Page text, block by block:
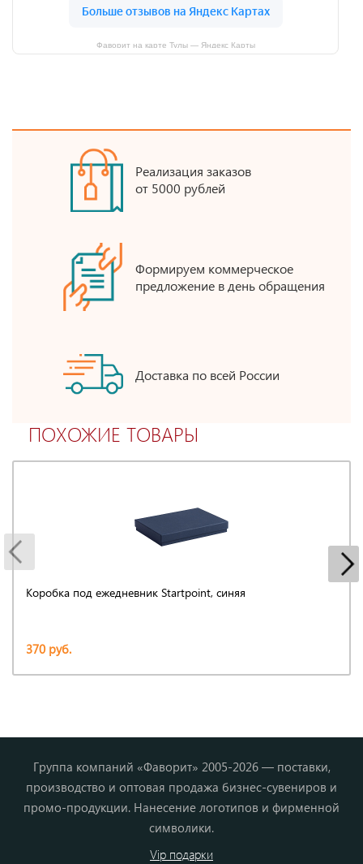
Фаворит на карте Тулы — Яндекс Карты
Реализация заказов
от 5000 рублей
Формируем коммерческое
предложение в день обращения
Доставка по всей России
ПОХОЖИЕ ТОВАРЫ
Коробка под ежедневник Startpoint, синяя
370 руб.
Группа компаний «Фаворит» 2005-2026 — поставки,
производство и оптовая продажа бизнес-сувениров и
промо-продукции. Нанесение логотипов и фирменной
символики.
Vip подарки